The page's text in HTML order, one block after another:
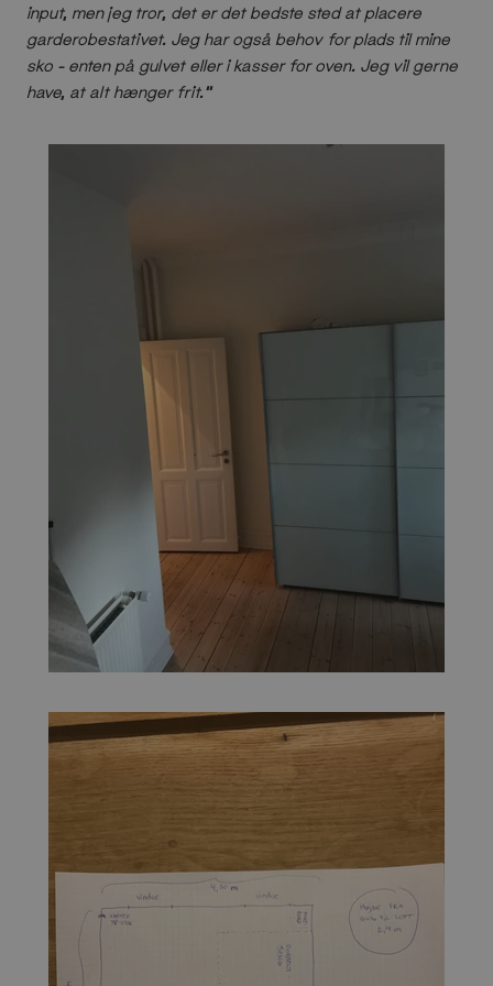
input, men jeg tror, det er det bedste sted at placere
garderobestativet. Jeg har også behov for plads til mine
sko - enten på gulvet eller i kasser for oven. Jeg vil gerne
have, at alt hænger frit.”